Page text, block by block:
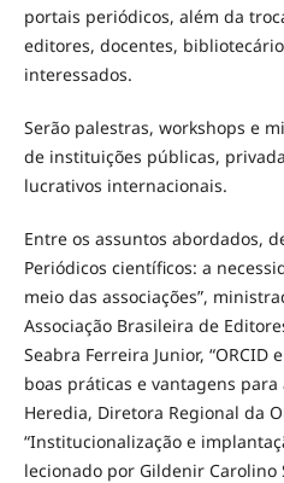
portais periódicos, além da
editores, docentes,
interessados.
Serão palestras, workshops e
de instituições públicas,
lucrativos internacionais.
Entre os assuntos abordados,
Periódicos científicos: a
meio das associações”,
Associação Brasileira de
Seabra Ferreira Junior, “ORCID
boas práticas e vantagens para
Heredia, Diretora Regional da
“Institucionalização e
lecionado por Gildenir Carolino